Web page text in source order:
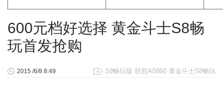
600元档好选择 黄金斗士S8畅
玩首发抢购
S8畅玩版 联想A5860 黄金斗士S8畅玩
2015 /6/8 8:49